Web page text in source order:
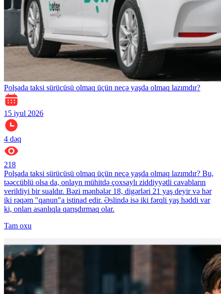
Polşada taksi sürücüsü olmaq üçün neçə yaşda olmaq lazımdır?
15 iyul 2026
4 dəq
218
Polşada taksi sürücüsü olmaq üçün neçə yaşda olmaq lazımdır? Bu,
təəccüblü olsa da, onlayn mühitdə çoxsaylı ziddiyyətli cavabların
verildiyi bir sualdır. Bəzi mənbələr 18, digərləri 21 yaş deyir və hər
iki rəqəm "qanun"a istinad edir. Əslində isə iki fərqli yaş həddi var
ki, onları asanlıqla qarışdırmaq olar.
Tam oxu